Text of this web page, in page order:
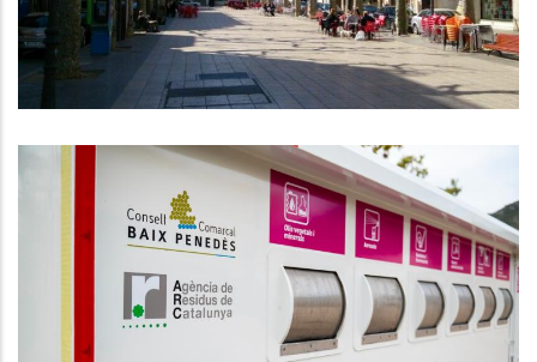
S. socials
El Consell Comarcal Del Baix
Penedès Aprova L'adjudicació
Definitiva Del Contracte Comarcal
De Recollida I Transport De